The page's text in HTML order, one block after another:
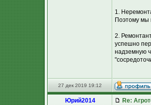
1.
Поэтому мы
2.
успешно
надземную
27 дек 2019 19:12
Юpий2014
Re: